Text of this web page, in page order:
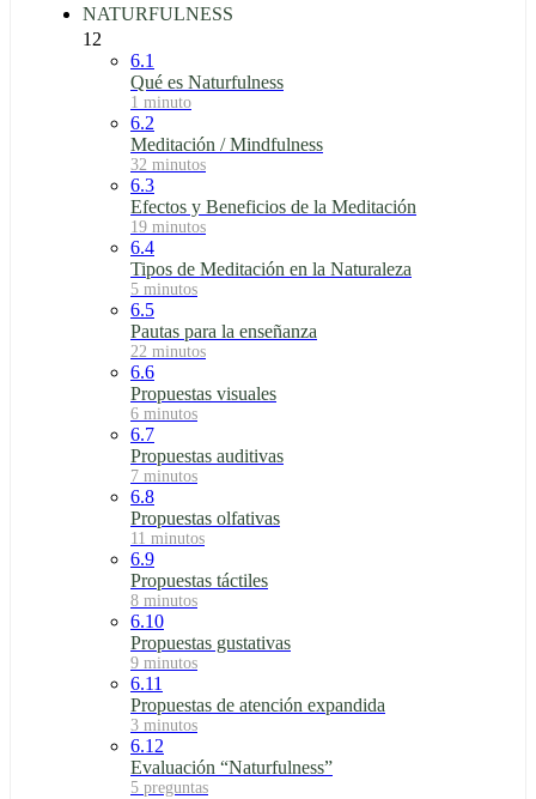
NATURFULNESS
12
6.1
Qué es Naturfulness
1 minuto
6.2
Meditación / Mindfulness
32 minutos
6.3
Efectos y Beneficios de la Meditación
19 minutos
6.4
Tipos de Meditación en la Naturaleza
5 minutos
6.5
Pautas para la enseñanza
22 minutos
6.6
Propuestas visuales
6 minutos
6.7
Propuestas auditivas
7 minutos
6.8
Propuestas olfativas
11 minutos
6.9
Propuestas táctiles
8 minutos
6.10
Propuestas gustativas
9 minutos
6.11
Propuestas de atención expandida
3 minutos
6.12
Evaluación “Naturfulness”
5 preguntas